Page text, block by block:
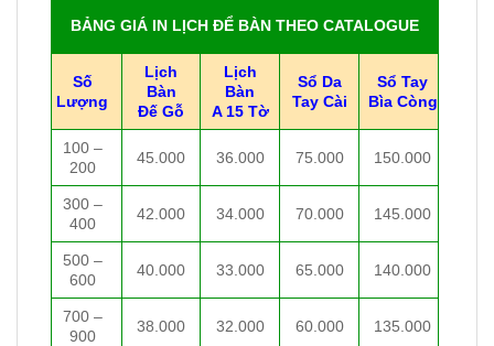
BẢNG GIÁ IN LỊCH ĐỂ BÀN THEO CATALOGUE
Số
Lượng
Lịch
Bàn
Đế Gỗ
Lịch
Bàn
A 15 Tờ
Sổ Da
Tay Cài
Sổ Tay
Bìa Còng
100 –
200
45.000 36.000 75.000 150.000
300 –
400
42.000 34.000 70.000 145.000
500 –
600
40.000 33.000 65.000 140.000
700 –
900
38.000 32.000 60.000 135.000